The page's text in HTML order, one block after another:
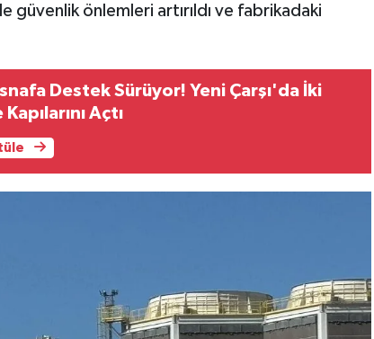
önlemleri artırıldı ve fabrikadaki
Destek Sürüyor! Yeni Çarşı'da İki
Açtı